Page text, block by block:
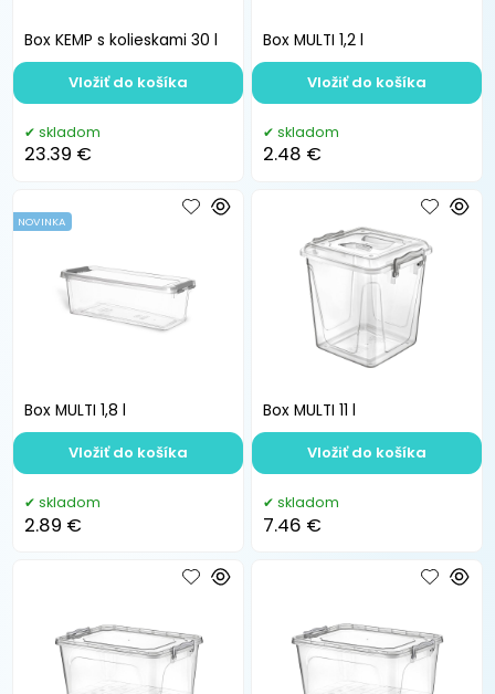
Box KEMP s kolieskami 30 l
skladom
23.39 €
Vložiť do košíka
Box MULTI 1,2 l
skladom
2.48 €
Vložiť do košíka
Box MULTI 1,8 l
NOVINKA
skladom
2.89 €
Vložiť do košíka
Box MULTI 11 l
skladom
7.46 €
Vložiť do košíka